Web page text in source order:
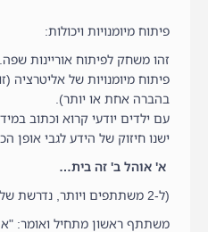
פיתוח מיומנויות ויכולות:
זהו משחק לפיתוח אוריינות שפה.
פיתוח מיומנויות של אליטרציה
בהברה אחת או יותר).
עם ילדים יודעי קרוא וכתוב
ישנו חיזוק של הידע לגבי אופן
א' אוהל ב' זה בית…
(ל-2 משתתפים ויותר, נדרשת שליטה מלאה בסדר אותיות הא'-ב')
משתתף ראשון מתחיל ואומר: